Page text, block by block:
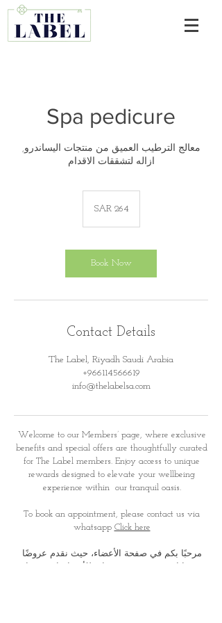
Spa pedicure
معالج الترطيب العميق من منتجات اليساندرو,
ازاله لتشققات الاقدام
riyalsSAR 264
Book Now
Contact Details
The Label, Riyadh Saudi Arabia
+966114566619
info@thelabelsa.com
Welcome to our Members’ page, where exclusive
benefits and special offers are thoughtfully curated
for The Label members. Enjoy access to unique
rewards designed to elevate your wellbeing
experience within our tranquil oasis.
To book an appointment, please contact us via
whatsapp Click here
مرحبًا بكم في صفحة الأعضاء، حيث نقدم عروضًا